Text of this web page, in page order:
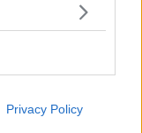
Privacy Policy
σε μια
εποχή του
του
ότι κατέχει τη